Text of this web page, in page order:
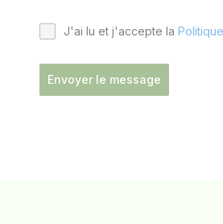
J'ai lu et j'accepte la
Envoyer le message